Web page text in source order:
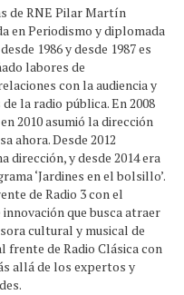
de RNE Pilar Martín
en Periodismo y diplomada
1986 y desde 1987 es
labores de
con la audiencia y
la radio pública. En 2008
2010 asumió la dirección
ahora. Desde 2012
dirección, y desde 2014 era
‘Jardines en el bolsillo’.
de Radio 3 con el
que busca atraer
cultural y musical de
frente de Radio Clásica con
allá de los expertos y